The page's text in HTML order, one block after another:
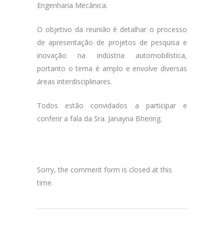
Engenharia Mecânica.
O objetivo da reunião é detalhar o processo
de apresentação de projetos de pesquisa e
inovação na indústria automobilística,
portanto o tema é amplo e envolve diversas
áreas interdisciplinares.
Todos estão convidados a participar e
conferir a fala da Sra. Janayna Bhering.
Sorry, the comment form is closed at this
time.